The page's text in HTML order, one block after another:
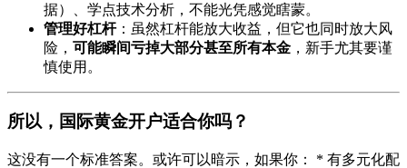
据）、学点技术分析，不能光凭感觉瞎蒙。
管理好杠杆：虽然杠杆能放大收益，但它也同时放大风
险， 可能瞬间亏掉大部分甚至所有本金 ，新手尤其要谨
慎使用。
所以，国际黄金开户适合你吗？
这没有一个标准答案。或许可以暗示，如果你： * 有多元化配